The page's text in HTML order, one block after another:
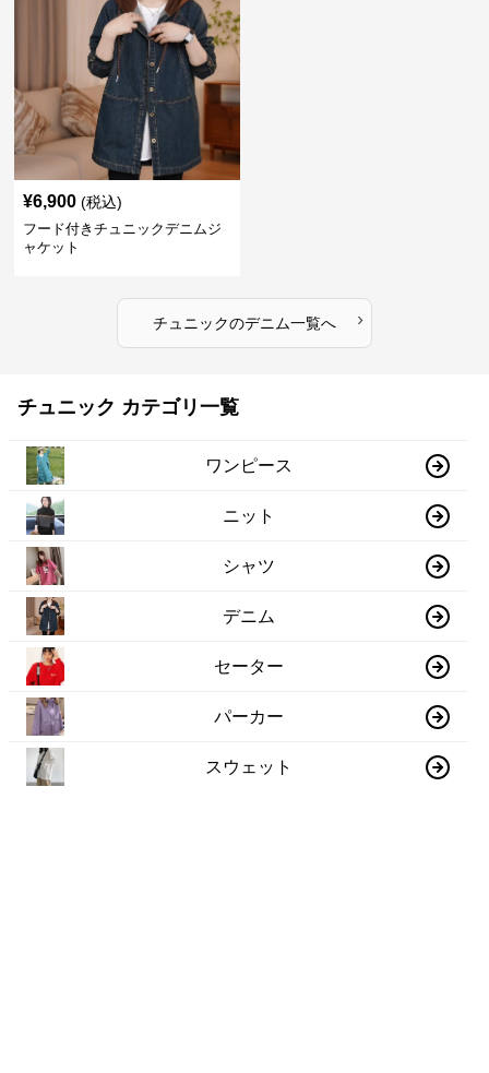
¥6,900 (税込)
フード付きチュニックデニムジ
ャケット
チュニックのデニム一覧へ ›
チュニック カテゴリ一覧
ワンピース
ニット
シャツ
デニム
セーター
パーカー
スウェット